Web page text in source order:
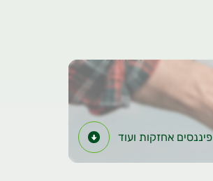
פיננסים אחזקות ועוד